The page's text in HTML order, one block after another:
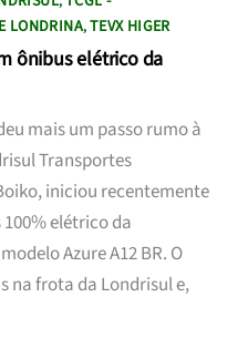
LONDRINA,TEVX HIGER
ônibus elétrico da
mais um passo rumo à
Transportes
iniciou recentemente
elétrico da
Azure A12 BR. O
na frota da Londrisul e,